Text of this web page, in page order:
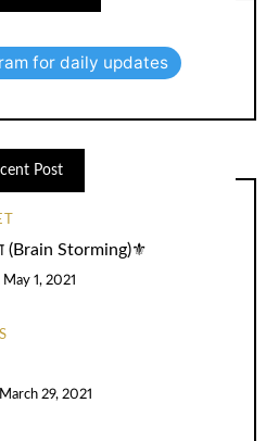
for daily updates
Post
(Brain Storming)⚜️
1, 2021
29, 2021